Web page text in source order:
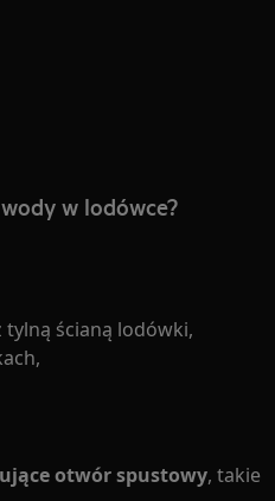
w lodówce?
ścianą lodówki,
otwór spustowy, takie